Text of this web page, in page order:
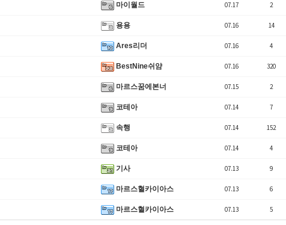
마이월드 07.17 2
용용 07.16 14
Ares리더 07.16 4
BestNine쉬얌 07.16 320
마르스꿈에본너 07.15 2
코테아 07.14 7
속행 07.14 152
코테아 07.14 4
기사 07.13 9
마르스혈카이아스 07.13 6
마르스혈카이아스 07.13 5